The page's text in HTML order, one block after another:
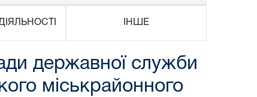
ІНШЕ
державної служби
міськрайонного